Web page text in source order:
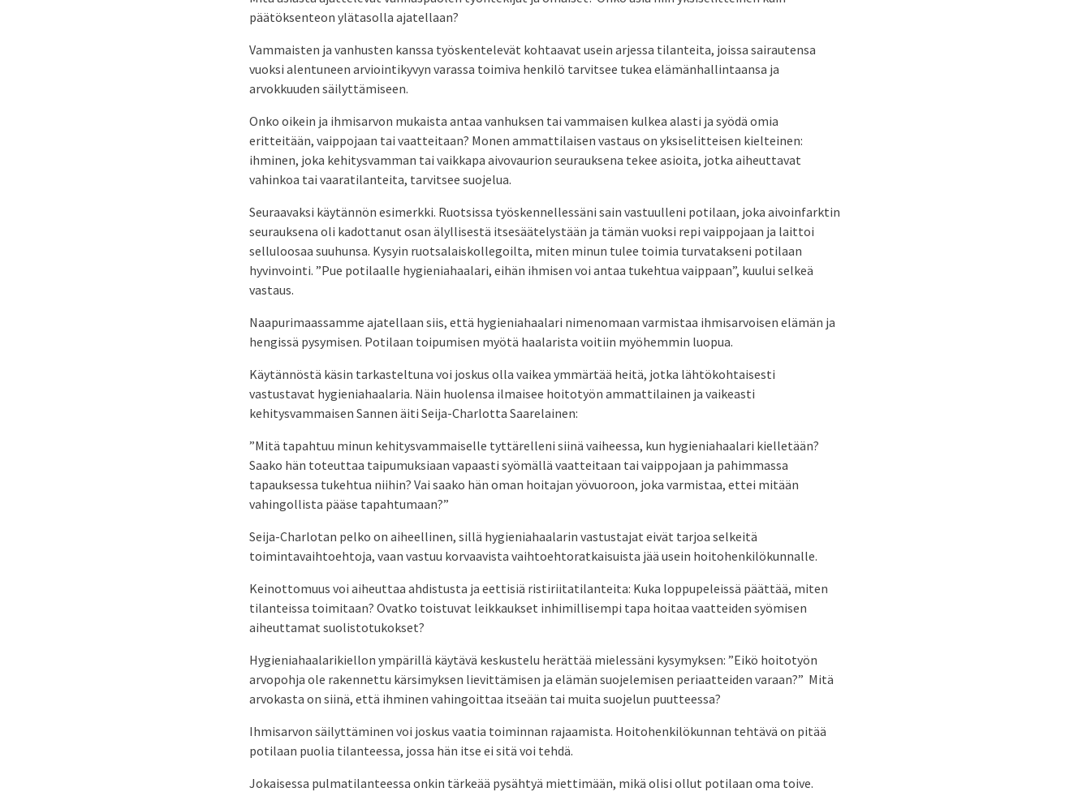
päätöksenteon ylätasolla ajatellaan?
Vammaisten ja vanhusten kanssa työskentelevät kohtaavat usein arjessa tilanteita, joissa sairautensa
vuoksi alentuneen arviointikyvyn varassa toimiva henkilö tarvitsee tukea elämänhallintaansa ja
arvokkuuden säilyttämiseen.
Onko oikein ja ihmisarvon mukaista antaa vanhuksen tai vammaisen kulkea alasti ja syödä omia
eritteitään, vaippojaan tai vaatteitaan? Monen ammattilaisen vastaus on yksiselitteisen kielteinen:
ihminen, joka kehitysvamman tai vaikkapa aivovaurion seurauksena tekee asioita, jotka aiheuttavat
vahinkoa tai vaaratilanteita, tarvitsee suojelua.
Seuraavaksi käytännön esimerkki. Ruotsissa työskennellessäni sain vastuulleni potilaan, joka aivoinfarktin
seurauksena oli kadottanut osan älyllisestä itsesäätelystään ja tämän vuoksi repi vaippojaan ja laittoi
selluloosaa suuhunsa. Kysyin ruotsalaiskollegoilta, miten minun tulee toimia turvatakseni potilaan
hyvinvointi. ”Pue potilaalle hygieniahaalari, eihän ihmisen voi antaa tukehtua vaippaan”, kuului selkeä
vastaus.
Naapurimaassamme ajatellaan siis, että hygieniahaalari nimenomaan varmistaa ihmisarvoisen elämän ja
hengissä pysymisen. Potilaan toipumisen myötä haalarista voitiin myöhemmin luopua.
Käytännöstä käsin tarkasteltuna voi joskus olla vaikea ymmärtää heitä, jotka lähtökohtaisesti
vastustavat hygieniahaalaria. Näin huolensa ilmaisee hoitotyön ammattilainen ja vaikeasti
kehitysvammaisen Sannen äiti Seija-Charlotta Saarelainen:
”Mitä tapahtuu minun kehitysvammaiselle tyttärelleni siinä vaiheessa, kun hygieniahaalari kielletään?
Saako hän toteuttaa taipumuksiaan vapaasti syömällä vaatteitaan tai vaippojaan ja pahimmassa
tapauksessa tukehtua niihin? Vai saako hän oman hoitajan yövuoroon, joka varmistaa, ettei mitään
vahingollista pääse tapahtumaan?”
Seija-Charlotan pelko on aiheellinen, sillä hygieniahaalarin vastustajat eivät tarjoa selkeitä
toimintavaihtoehtoja, vaan vastuu korvaavista vaihtoehtoratkaisuista jää usein hoitohenkilökunnalle.
Keinottomuus voi aiheuttaa ahdistusta ja eettisiä ristiriitatilanteita: Kuka loppupeleissä päättää, miten
tilanteissa toimitaan? Ovatko toistuvat leikkaukset inhimillisempi tapa hoitaa vaatteiden syömisen
aiheuttamat suolistotukokset?
Hygieniahaalarikiellon ympärillä käytävä keskustelu herättää mielessäni kysymyksen: ”Eikö hoitotyön
arvopohja ole rakennettu kärsimyksen lievittämisen ja elämän suojelemisen periaatteiden varaan?” Mitä
arvokasta on siinä, että ihminen vahingoittaa itseään tai muita suojelun puutteessa?
Ihmisarvon säilyttäminen voi joskus vaatia toiminnan rajaamista. Hoitohenkilökunnan tehtävä on pitää
potilaan puolia tilanteessa, jossa hän itse ei sitä voi tehdä.
Jokaisessa pulmatilanteessa onkin tärkeää pysähtyä miettimään, mikä olisi ollut potilaan oma toive.